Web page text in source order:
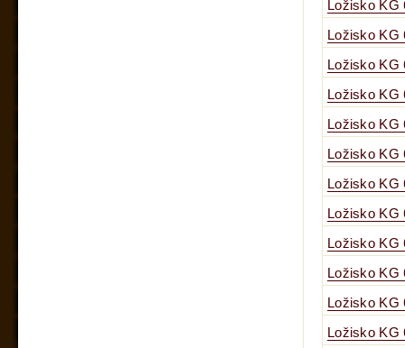
Ložisko KG
Ložisko KG
Ložisko KG
Ložisko KG
Ložisko KG
Ložisko KG
Ložisko KG
Ložisko KG
Ložisko KG
Ložisko KG
Ložisko KG
Ložisko KG